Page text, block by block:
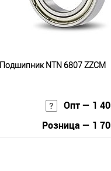
Подшипник NTN 6807 ZZCM
Опт — 1
Розница — 1